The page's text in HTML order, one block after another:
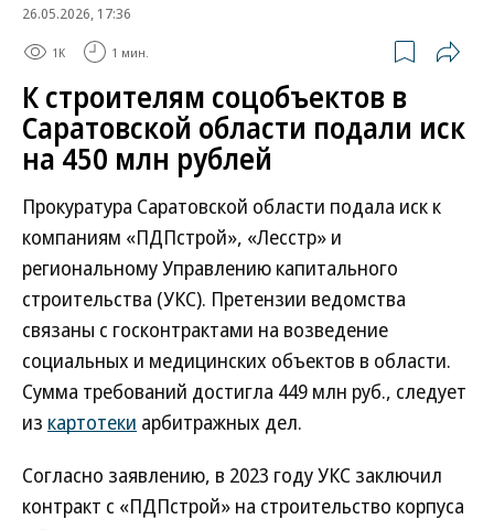
26.05.2026, 17:36
1K 1 мин.
К строителям соцобъектов в
Саратовской области подали иск
на 450 млн рублей
Прокуратура Саратовской области подала иск к
компаниям «ПДПстрой», «Лесстр» и
региональному Управлению капитального
строительства (УКС). Претензии ведомства
связаны с госконтрактами на возведение
социальных и медицинских объектов в области.
Сумма требований достигла 449 млн руб., следует
из картотеки арбитражных дел.
Согласно заявлению, в 2023 году УКС заключил
контракт с «ПДПстрой» на строительство корпуса